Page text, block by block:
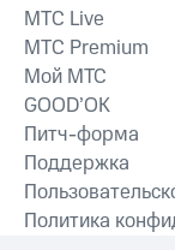
MTС Live
MTС Premium
Мой МТС
GOOD’OK
Питч-форма
Поддержка
Политика